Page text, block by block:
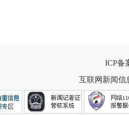
ICP备
互联网新闻信